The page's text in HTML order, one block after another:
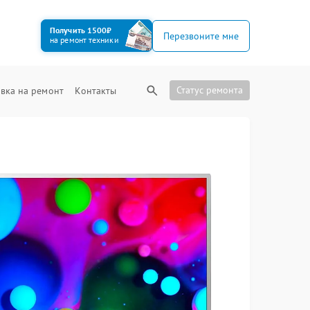
Получить 1500₽
на ремонт техники
Перезвоните мне
на ремонт Контакты Статус ремонта